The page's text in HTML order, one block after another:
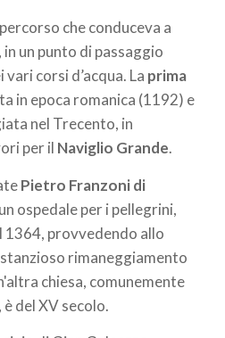
che conduceva a
un punto di passaggio
corsi d’acqua. La prima
in epoca romanica (1192) e
nel Trecento, in
per il Naviglio Grande.
Pietro Franzoni di
ospedale per i pellegrini,
1364, provvedendo allo
rimaneggiamento
chiesa, comunemente
del XV secolo.